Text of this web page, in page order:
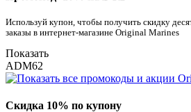
Используй купон, чтобы получить скидку
заказы в интернет-магазине Original Marines
Показать
ADM62
Скидка 10% по купону